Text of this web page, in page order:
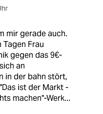
mir gerade auch.
Frau
gegen das 9€-
an
in der bahn stört,
ist der Markt -
machen"-Werk...